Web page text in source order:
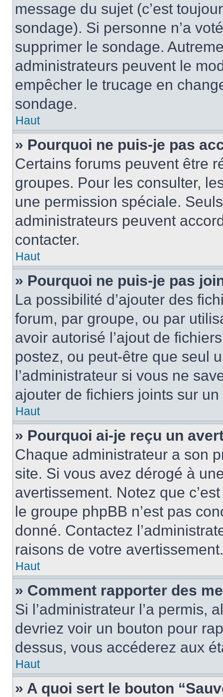
message du sujet (c’est
sondage). Si personne n’a
supprimer le sondage.
administrateurs peuvent le
empêcher le trucage en
sondage.
Haut
» Pourquoi ne puis-je pas
Certains forums peuvent être
groupes. Pour les consulter,
une permission spéciale.
administrateurs peuvent
contacter.
Haut
» Pourquoi ne puis-je pas
La possibilité d’ajouter des
forum, par groupe, ou par
avoir autorisé l’ajout de
postez, ou peut-être que seul
l’administrateur si vous ne
ajouter de fichiers joints sur un
Haut
» Pourquoi ai-je reçu un
Chaque administrateur a son
site. Si vous avez dérogé à
avertissement. Notez que
le groupe phpBB n’est pas
donné. Contactez
raisons de votre avertissement.
Haut
» Comment rapporter des
Si l’administrateur l’a permis,
devriez voir un bouton pour
dessus, vous accéderez aux
Haut
» A quoi sert le bouton